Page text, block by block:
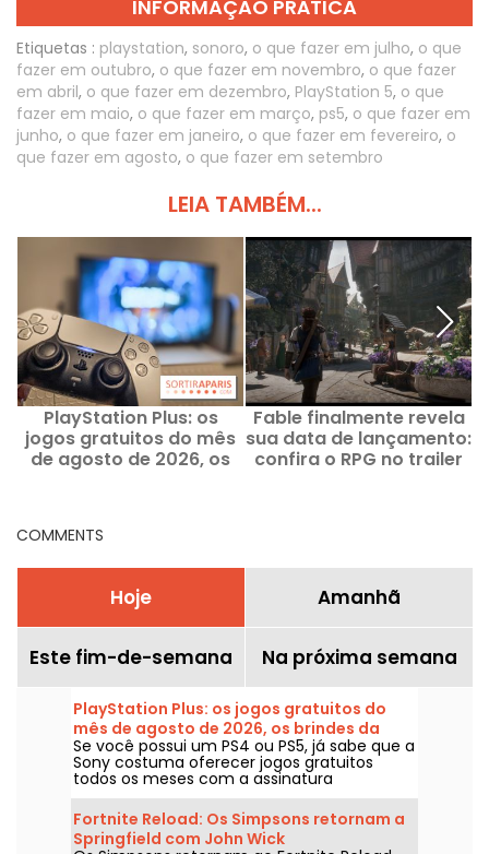
INFORMAÇÃO PRÁTICA
Etiquetas : playstation, sonoro, o que fazer em julho, o que
fazer em outubro, o que fazer em novembro, o que fazer
em abril, o que fazer em dezembro, PlayStation 5, o que
fazer em maio, o que fazer em março, ps5, o que fazer em
junho, o que fazer em janeiro, o que fazer em fevereiro, o
que fazer em agosto, o que fazer em setembro
LEIA TAMBÉM...
PlayStation Plus: os
jogos gratuitos do mês
de agosto de 2026, os
Fable finalmente revela
sua data de lançamento:
confira o RPG no trailer
COMMENTS
Hoje Amanhã
Este fim-de-semana Na próxima semana
PlayStation Plus: os jogos gratuitos do
mês de agosto de 2026, os brindes da
Sony que você não pode perder
Se você possui um PS4 ou PS5, já sabe que a
Sony costuma oferecer jogos gratuitos
todos os meses com a assinatura
PlayStation Plus. Então, quais são os jogos
grátis de agosto de 2026? Confira a seleção
deste mês.
Fortnite Reload: Os Simpsons retornam a
Springfield com John Wick